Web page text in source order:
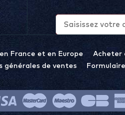
France et en Europe Acheter
générales de ventes